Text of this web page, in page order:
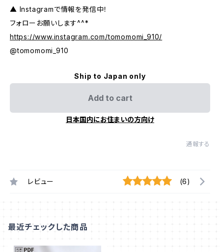
▲ Instagramで情報を発信中！
フォローお願いします^^*
https://www.instagram.com/tomomomi_910/
@tomomomi_910
Ship to Japan only
Add to cart
日本国内にお住まいの方向け
通報する
レビュー (6)
最近チェックした商品